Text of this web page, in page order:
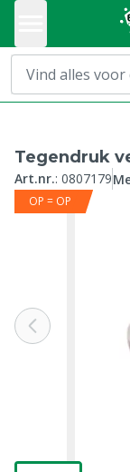
Tegendruk
Art.nr.: 0807179
OP = OP